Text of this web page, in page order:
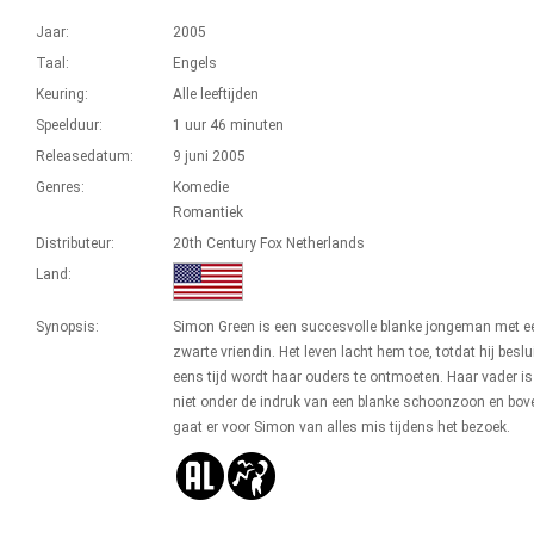
Jaar:
2005
Taal:
Engels
Keuring:
Alle leeftijden
Speelduur:
1 uur 46 minuten
Releasedatum:
9 juni 2005
Genres:
Komedie
Romantiek
Distributeur:
20th Century Fox Netherlands
Land:
Synopsis:
Simon Green is een succesvolle blanke jongeman met
zwarte vriendin. Het leven lacht hem toe, totdat hij
eens tijd wordt haar ouders te ontmoeten. Haar vader
niet onder de indruk van een blanke schoonzoon en
gaat er voor Simon van alles mis tijdens het bezoek.